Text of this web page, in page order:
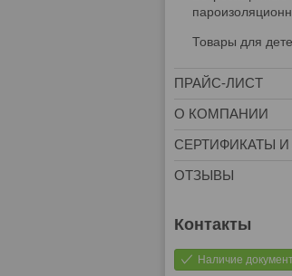
Товары для
ПРАЙС-ЛИСТ
О КОМПАНИИ
СЕРТИФИКАТЫ
ОТЗЫВЫ
Наличие